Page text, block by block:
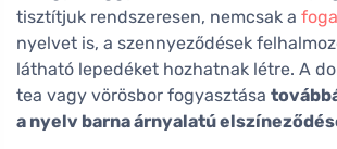
tisztítjuk rendszeresen, nemcsak a
nyelvet is, a szennyeződések
látható lepedéket hozhatnak létre. A
tea vagy vörösbor fogyasztása
a nyelv barna árnyalatú